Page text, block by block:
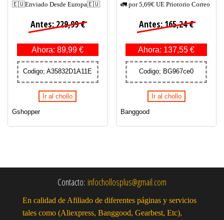
🇪🇺Enviado Desde Europa🇪🇺
Antes: 229,99 €
Ahora: 89,99 €
Codigo; A35832D1A11E
Ir al chollo
Gshopper
🚛 por 5,69€ UE Priotorio Correo
Antes: 165,24 €
Ahora: 137,55 €
Codigo; BG967ce0
Ir al chollo
Banggood
Contacto: infochollosplus@gmail.com
En calidad de Afiliado de diferentes páginas y servicios
tales como (Aliexpress, Banggood, Gearbest, Etc),